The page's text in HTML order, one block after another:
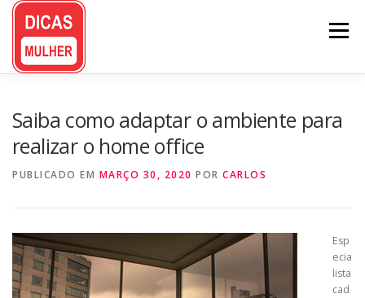
Pular
conteúdo
Menu
Saiba como adaptar o ambiente para
realizar o home office
PUBLICADO EM MARÇO 30, 2020 POR CARLOS
Esp
ecia
lista
cad